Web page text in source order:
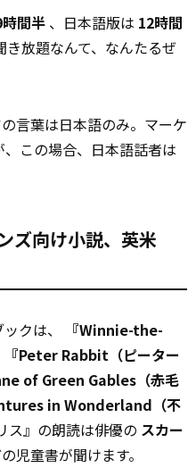
間半 、日本語版は 12時間
き放題なんて、なんたるぜ
言葉は日本語のみ。マーケ
この場合、日本語話者は
ズ向け小説、英米
クは、
『Winnie-the-
『Peter Rabbit（ピーター
of Green Gables（赤毛
in Wonderland（不
ス』の朗読は俳優の スカー
児童書が聞けます。